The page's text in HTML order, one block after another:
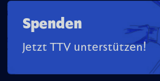
Spenden
Jetzt TTV unterstützen!